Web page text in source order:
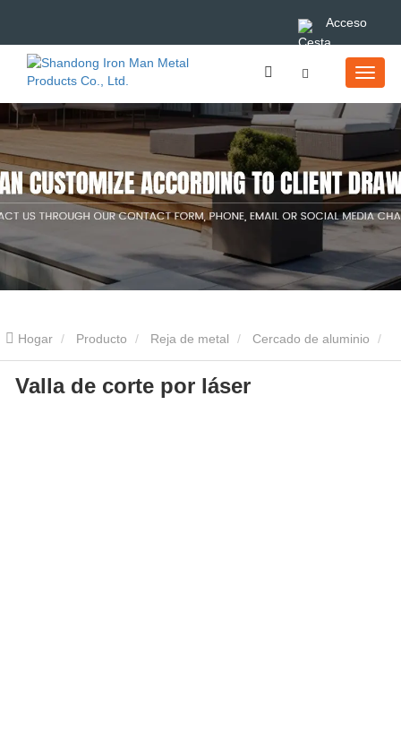
Acceso
Hogar Producto Reja de metal Cercado de aluminio
Valla de corte por láser
Valla de corte por láser